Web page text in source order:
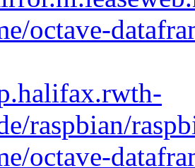
octave-
raspbian/
octave-